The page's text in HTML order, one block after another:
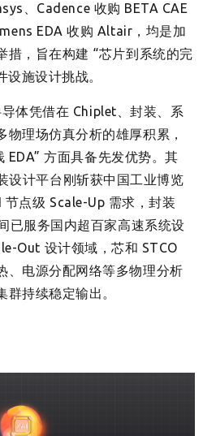
、Cadence 收购 BETA CAE
EDA 收购 Altair，均是加
措，旨在构建 “芯片到系统的完
施设计挑战。
体凭借在 Chiplet、封装、系
理场仿真分析的雄厚积累，
EDA” 方面具备先发优势。其
设计平台刚斩获中国工业博览
节点级 Scale-Up 需求，封装
已服务国内超百家高速系统设
Out 设计领域，芯和 STCO
、电源分配网络等多物理分析
持续稳定输出。